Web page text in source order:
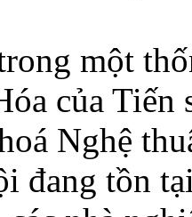
một
của
Nghệ
đang tồn